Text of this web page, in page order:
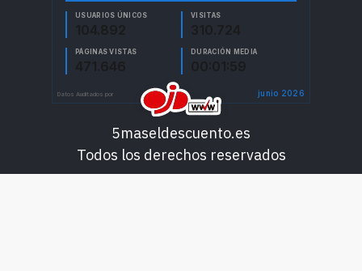
5maseldescuento.es
Todos los derechos reservados